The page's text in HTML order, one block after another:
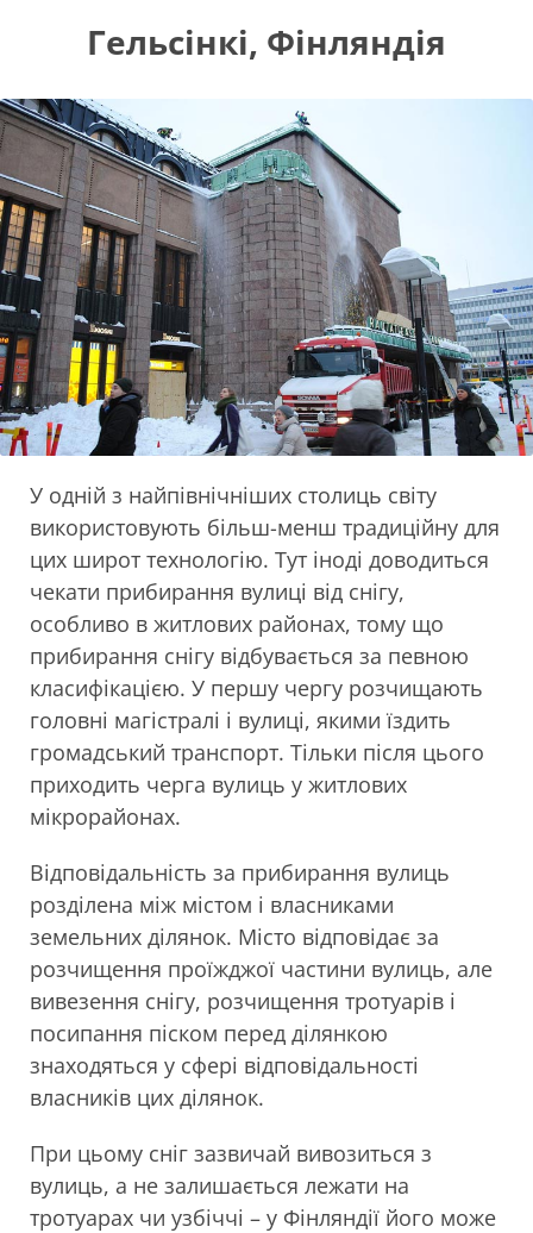
Гельсінкі, Фінляндія
У одній з найпівнічніших столиць світу
використовують більш-менш традиційну для
цих широт технологію. Тут іноді доводиться
чекати прибирання вулиці від снігу,
особливо в житлових районах, тому що
прибирання снігу відбувається за певною
класифікацією. У першу чергу розчищають
головні магістралі і вулиці, якими їздить
громадський транспорт. Тільки після цього
приходить черга вулиць у житлових
мікрорайонах.
Відповідальність за прибирання вулиць
розділена між містом і власниками
земельних ділянок. Місто відповідає за
розчищення проїжджої частини вулиць, але
вивезення снігу, розчищення тротуарів і
посипання піском перед ділянкою
знаходяться у сфері відповідальності
власників цих ділянок.
При цьому сніг зазвичай вивозиться з
вулиць, а не залишається лежати на
тротуарах чи узбіччі – у Фінляндії його може